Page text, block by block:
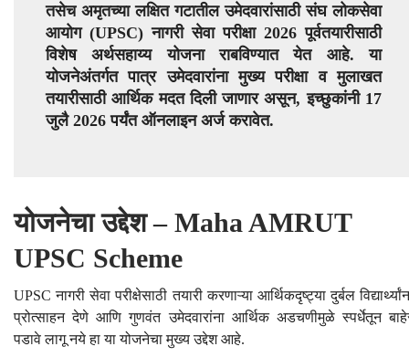
तसेच अमृतच्या लक्षित गटातील उमेदवारांसाठी संघ लोकसेवा
आयोग (UPSC) नागरी सेवा परीक्षा 2026 पूर्वतयारीसाठी
विशेष अर्थसहाय्य योजना राबविण्यात येत आहे. या
योजनेअंतर्गत पात्र उमेदवारांना मुख्य परीक्षा व मुलाखत
तयारीसाठी आर्थिक मदत दिली जाणार असून, इच्छुकांनी 17
जुलै 2026 पर्यंत ऑनलाइन अर्ज करावेत.
योजनेचा उद्देश – Maha AMRUT
UPSC Scheme
UPSC नागरी सेवा परीक्षेसाठी तयारी करणाऱ्या आर्थिकदृष्ट्या दुर्बल
प्रोत्साहन देणे आणि गुणवंत उमेदवारांना आर्थिक अडचणीमुळे स्पर्धेतून
पडावे लागू नये हा या योजनेचा मुख्य उद्देश आहे.